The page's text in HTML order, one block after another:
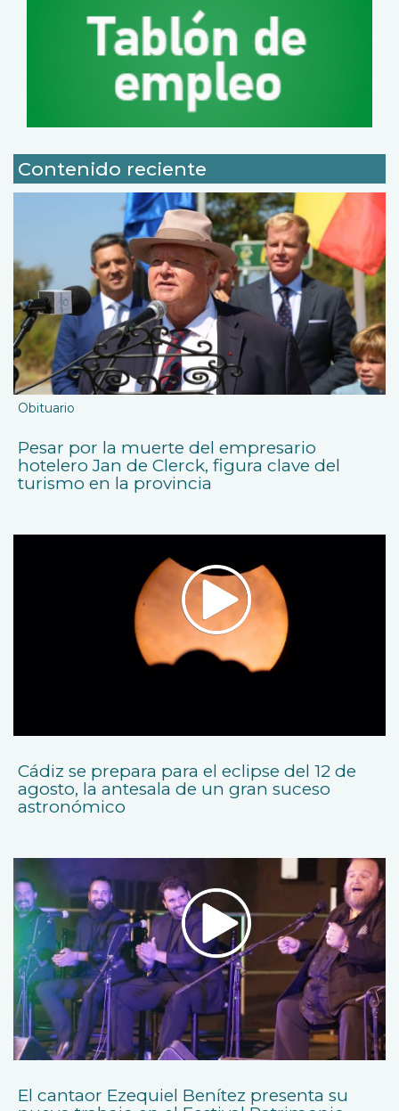
Contenido reciente
Obituario
Pesar por la muerte del empresario
hotelero Jan de Clerck, figura clave del
turismo en la provincia
Cádiz se prepara para el eclipse del 12 de
agosto, la antesala de un gran suceso
astronómico
El cantaor Ezequiel Benítez presenta su